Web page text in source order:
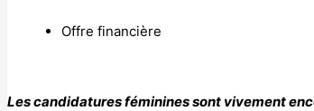
Offre financière
Les candidatures féminines sont vivement